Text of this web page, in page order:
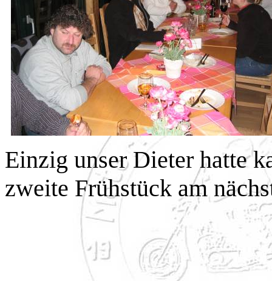
Einzig unser Dieter hatte
zweite Frühstück am